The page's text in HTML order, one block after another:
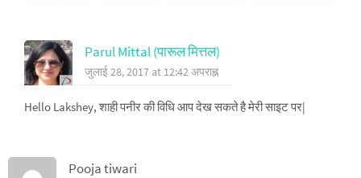
Parul Mittal (पारूल मित्तल)
जुलाई 28, 2017 at 12:42 अपराह्न
Hello Lakshey, शाही पनीर की विधि आप देख सकते है मेरी साइट पर|
Pooja tiwari